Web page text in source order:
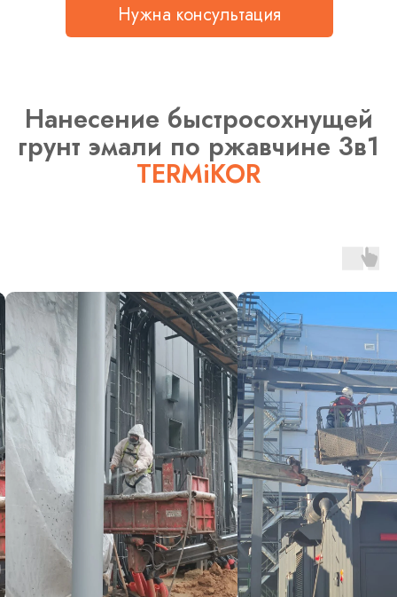
Нужна консультация
ОСОБЕННОСТИ И
ПРЕИМУЩЕСТВА
АТМОСФЕРОСТОЙКОГО
КОНСТРУКТИВНОГО/
ТОЛСТОСЛОЙНОГО
НАПЫЛЯЕМОГО НА